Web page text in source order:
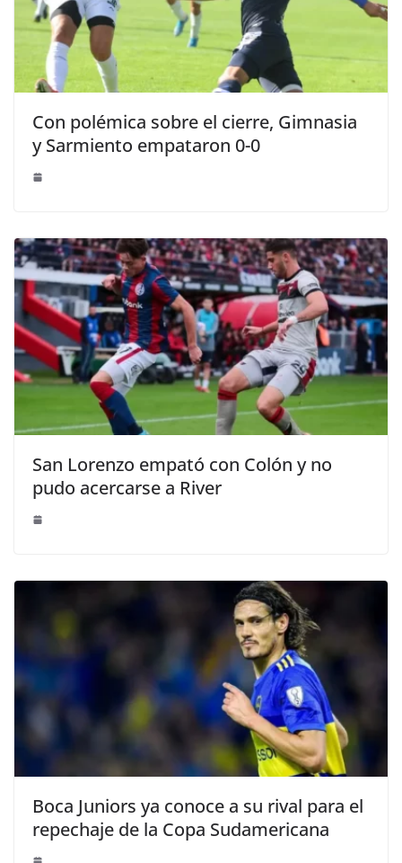
Con polémica sobre el cierre, Gimnasia
y Sarmiento empataron 0-0
San Lorenzo empató con Colón y no
pudo acercarse a River
Boca Juniors ya conoce a su rival para el
repechaje de la Copa Sudamericana